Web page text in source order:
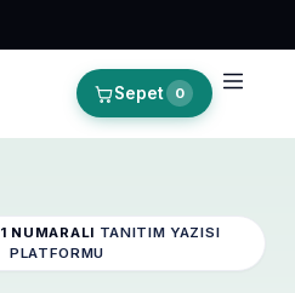
Sepet 0
1 NUMARALI TANITIM YAZISI
PLATFORMU